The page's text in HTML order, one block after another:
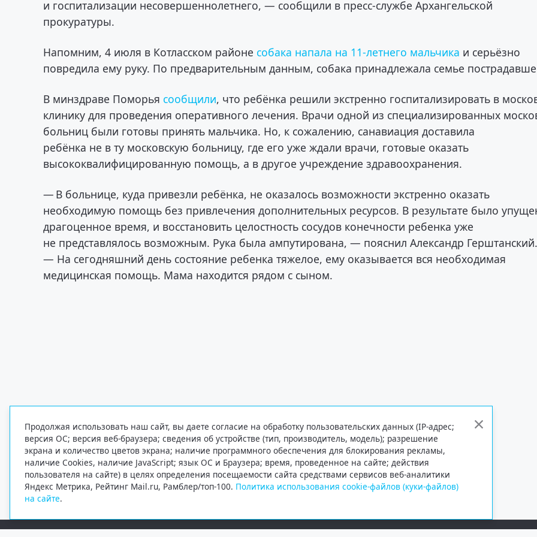
и госпитализации несовершеннолетнего, — сообщили в пресс-службе Архангельской
прокуратуры.
Напомним, 4 июля в Котласском районе собака напала на 11-летнего мальчика и серьёзно
повредила ему руку. По предварительным данным, собака принадлежала семье
В минздраве Поморья сообщили, что ребёнка решили экстренно госпитализировать в
клинику для проведения оперативного лечения. Врачи одной из специализированных
больниц были готовы принять мальчика. Но, к сожалению, санавиация доставила
ребёнка не в ту московскую больницу, где его уже ждали врачи, готовые оказать
высококвалифицированную помощь, а в другое учреждение здравоохранения.
— В больнице, куда привезли ребёнка, не оказалось возможности экстренно оказать
необходимую помощь без привлечения дополнительных ресурсов. В результате было
драгоценное время, и восстановить целостность сосудов конечности ребенка уже
не представлялось возможным. Рука была ампутирована, — пояснил Александр
— На сегодняшний день состояние ребенка тяжелое, ему оказывается вся необходимая
медицинская помощь. Мама находится рядом с сыном.
Продолжая использовать наш сайт, вы даете согласие на обработку пользовательских данных (IP-адрес;
версия ОС; версия веб-браузера; сведения об устройстве (тип, производитель, модель); разрешение
экрана и количество цветов экрана; наличие программного обеспечения для блокирования рекламы,
наличие Cookies, наличие JavaScript; язык ОС и Браузера; время, проведенное на сайте; действия
пользователя на сайте) в целях определения посещаемости сайта средствами сервисов веб-аналитики
Яндекс Метрика, Рейтинг Mail.ru, Рамблер/топ-100. Политика использования cookie-файлов (куки-файлов)
на сайте.